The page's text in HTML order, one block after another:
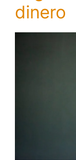
dinero